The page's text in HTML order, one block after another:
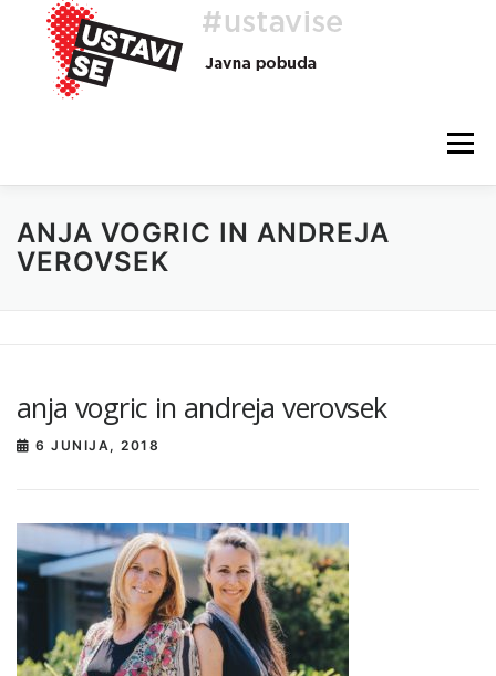
Preskoči
vsebino
Meni
O AKCIJI HEJ, TI, #USTAVISE BLOG
ANJA VOGRIC IN ANDREJA
VEROVSEK
anja vogric in andreja verovsek
6 JUNIJA, 2018